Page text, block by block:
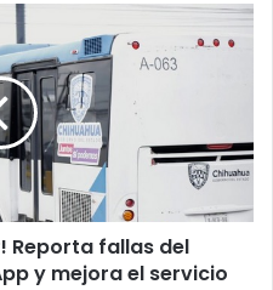
Reporta fallas del
y mejora el servicio